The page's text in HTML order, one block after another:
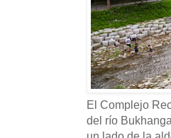
El Complejo
del río